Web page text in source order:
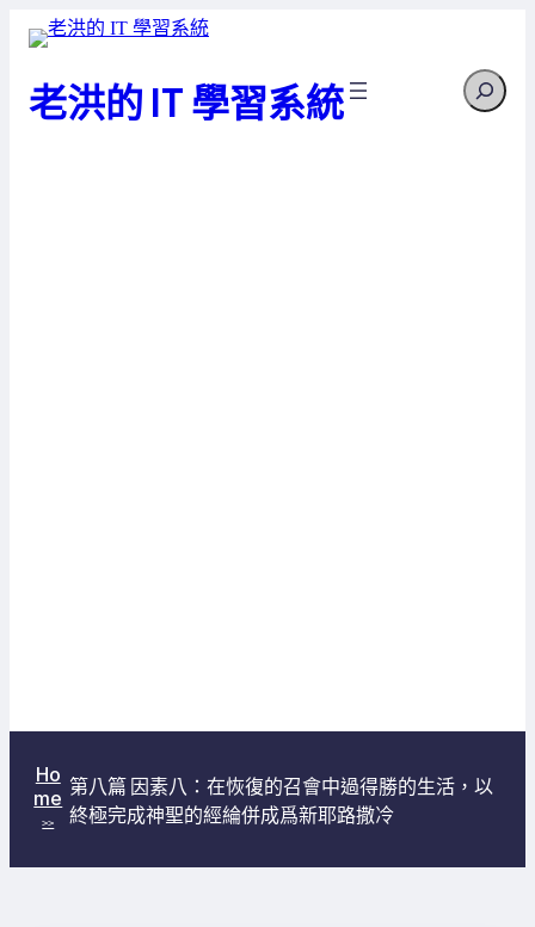
老洪的 IT 學習系統 Search
Ho
me
>>
第八篇 因素八：在恢復的召會中過得勝的生活，以
終極完成神聖的經綸併成爲新耶路撒冷